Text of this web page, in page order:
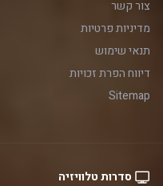
צור קשר
מדיניות פרטיות
תנאי שימוש
דיווח הפרת זכויות
Sitemap
סדרות טלוויזיה